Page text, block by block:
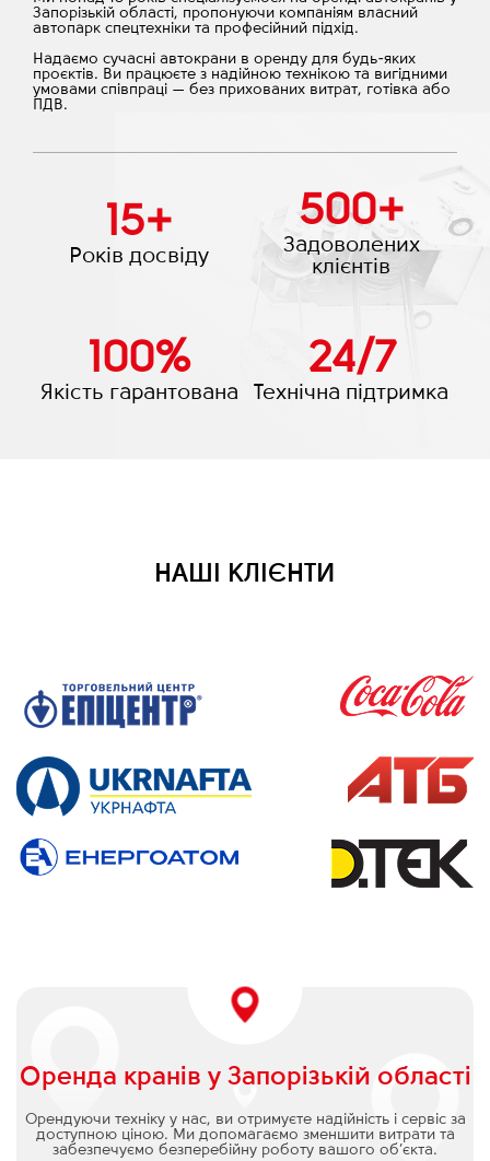
Запорізькій області, пропонуючи компаніям власний
автопарк спецтехніки та професійний підхід.
Надаємо сучасні автокрани в оренду для будь-яких
проєктів. Ви працюєте з надійною технікою та вигідними
умовами співпраці — без прихованих витрат, готівка або
ПДВ.
15+
Років досвіду
500+
Задоволених
клієнтів
100%
Якість гарантована
24/7
Технічна підтримка
НАШІ КЛІЄНТИ
Оренда кранів у Запорізькій області
Орендуючи техніку у нас, ви отримуєте надійність і сервіс за
доступною ціною. Ми допомагаємо зменшити витрати та
забезпечуємо безперебійну роботу вашого об’єкта.